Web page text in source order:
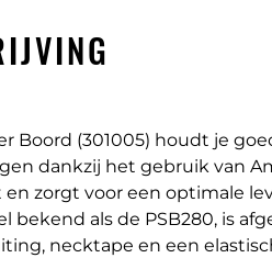
Boord (301005) houdt je
dankzij het gebruik van
zorgt voor een optimale
bekend als de PSB280, is
necktape en een